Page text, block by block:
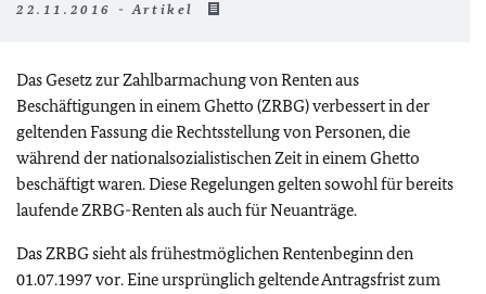
22.11.2016 - Artikel
Das Gesetz zur Zahlbarmachung von Renten aus
Beschäftigungen in einem Ghetto (ZRBG) verbessert in der
geltenden Fassung die Rechtsstellung von Personen, die
während der nationalsozialistischen Zeit in einem Ghetto
beschäftigt waren. Diese Regelungen gelten sowohl für bereits
laufende ZRBG-Renten als auch für Neuanträge.
Das ZRBG sieht als frühestmöglichen Rentenbeginn den
01.07.1997 vor. Eine ursprünglich geltende Antragsfrist zum